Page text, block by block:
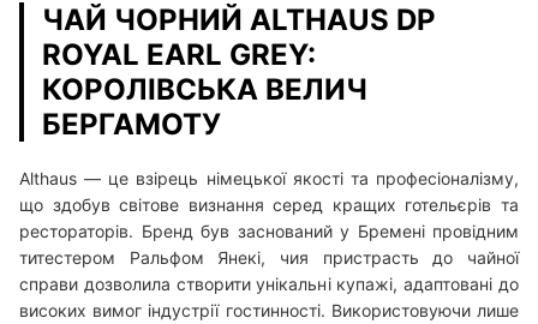
ЧАЙ ЧОРНИЙ ALTHAUS DP
ROYAL EARL GREY:
КОРОЛІВСЬКА ВЕЛИЧ
БЕРГАМОТУ
Althaus — це взірець німецької якості та професіоналізму,
що здобув світове визнання серед кращих готельєрів та
рестораторів. Бренд був заснований у Бремені провідним
титестером Ральфом Янекі, чия пристрасть до чайної
справи дозволила створити унікальні купажі, адаптовані до
високих вимог індустрії гостинності. Використовуючи лише